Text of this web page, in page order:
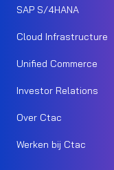
SAP S/4HANA
Cloud Infrastructure
Unified Commerce
Investor Relations
Over Ctac
Werken bij Ctac